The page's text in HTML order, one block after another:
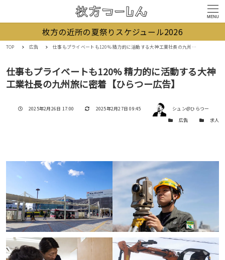
MENU
枚方の近所の夏祭りスケジュール2026
TOP 広告 仕事もプライベートも120% 精力的に活動する大神工業社長の九州旅に密着【ひらつー広告】
仕事もプライベートも120% 精力的に活動する大神
工業社長の九州旅に密着【ひらつー広告】
投稿日
2025年2月26日 17:00 更新日
2025年2月27日 09:45 著者
シュン@ひらつー
カテゴリー
広告 カテゴリー
求人